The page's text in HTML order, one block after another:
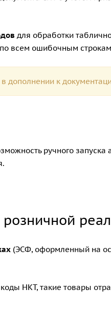
для обработки
всем ошибочным
дополнении к
ручного запуска
(ЭСФ, оформленный на
НКТ, такие товары